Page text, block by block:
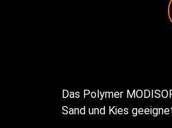
Das Polymer
Sand und Kies